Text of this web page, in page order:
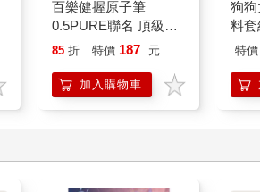
百樂健握原子筆
0.5PURE聯名 頂級白
桃(限量)
85 折 特價 187 元
加入購物車
狗
料
針
特價